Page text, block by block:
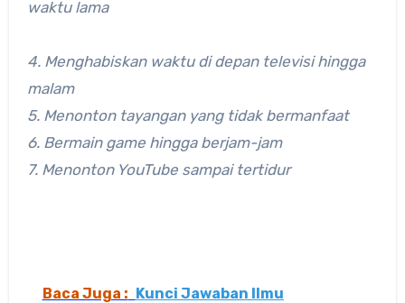
waktu lama
4. Menghabiskan waktu di depan televisi hingga
malam
5. Menonton tayangan yang tidak bermanfaat
6. Bermain game hingga berjam-jam
7. Menonton YouTube sampai tertidur
Baca Juga : Kunci Jawaban Ilmu